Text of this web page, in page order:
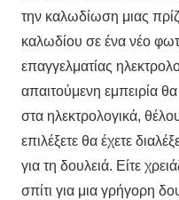
την καλωδίωση μιας
καλωδίου σε ένα νέο
επαγγελματίας
απαιτούμενη εμπειρία
στα ηλεκτρολογικά,
επιλέξετε θα έχετε
για τη δουλειά. Είτε
σπίτι για μια γρήγορη